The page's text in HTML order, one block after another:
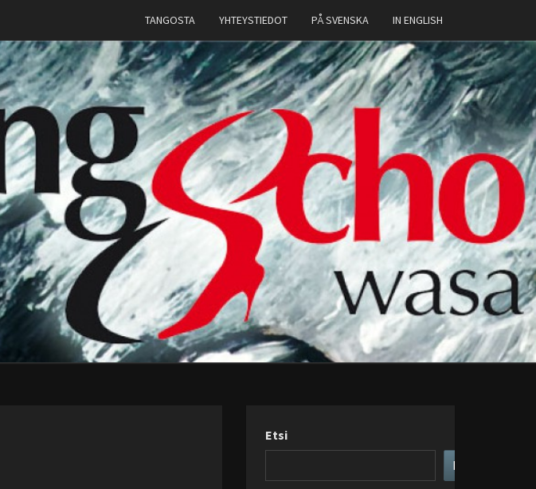
TANGOSTA YHTEYSTIEDOT PÅ SVENSKA IN ENGLISH
TANGOCHO
WASA
Argentiinalaista
Tangoa
Vaasassa
Etsi
Etsi